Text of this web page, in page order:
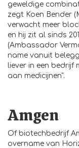
geweldige
zegt Koen Bender
verwacht meer
en hij zit al sinds
(Ambassador
name vanuit
liever in een bedrijf
aan medicijnen".
Amgen
Of biotechbedrijf
overname van